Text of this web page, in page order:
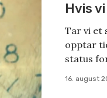
Hvis
Tar vi et
opptar
status
16. august